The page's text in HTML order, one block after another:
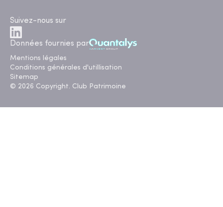
Suivez-nous sur
Données fournies par
Mentions légales
Conditions générales d'utillisation
Sitemap
© 2026 Copyright. Club Patrimoine